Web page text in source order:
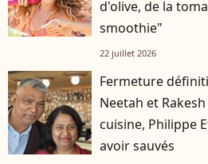
d'olive, de la
smoothie"
22 juillet 2026
Fermeture
Neetah et
cuisine, Philippe
avoir sauvés